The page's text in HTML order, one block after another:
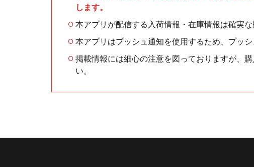
します。
本アプリが配信する入荷情報・在庫情報は確実
本アプリはプッシュ通知を使用するため、プッ
掲載情報には細心の注意を図っておりますが、
い。